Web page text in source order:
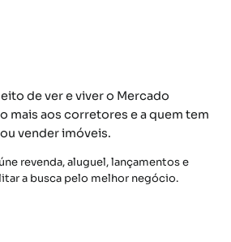
de ver e viver o Mercado
mais aos corretores e a quem tem
vender imóveis.
revenda, aluguel, lançamentos e
a busca pelo melhor negócio.